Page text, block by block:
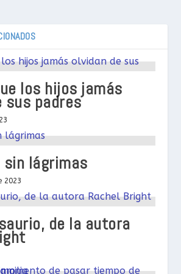
los hijos jamás
sus padres
lágrimas
2023
de la autora